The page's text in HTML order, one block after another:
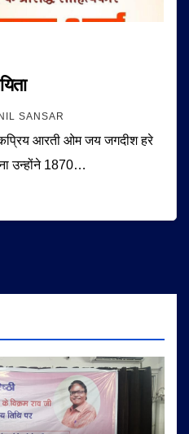
SANSAR
आरती ओम जय जगदीश हरे
उन्होंने 1870…